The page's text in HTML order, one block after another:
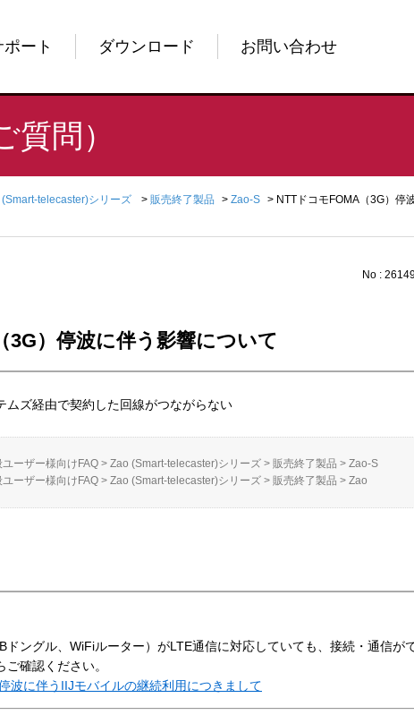
ポート ダウンロード お問い合わせ
問）
telecaster)シリーズ > 販売終了製品 > Zao-S > NTTドコモFOMA（3G）停
No :
3G）停波に伴う影響について
ムズ経由で契約した回線がつながらない
ユーザー様向けFAQ > Zao (Smart-telecaster)シリーズ > 販売終了製品 > Zao-S
ユーザー様向けFAQ > Zao (Smart-telecaster)シリーズ > 販売終了製品 > Zao
ドングル、WiFiルーター）がLTE通信に対応していても、接続・通信が
確認ください。
波に伴うIIJモバイルの継続利用につきまして